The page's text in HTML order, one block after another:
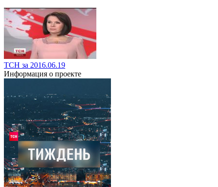
ТСН за 2016.06.19
Информация о проекте